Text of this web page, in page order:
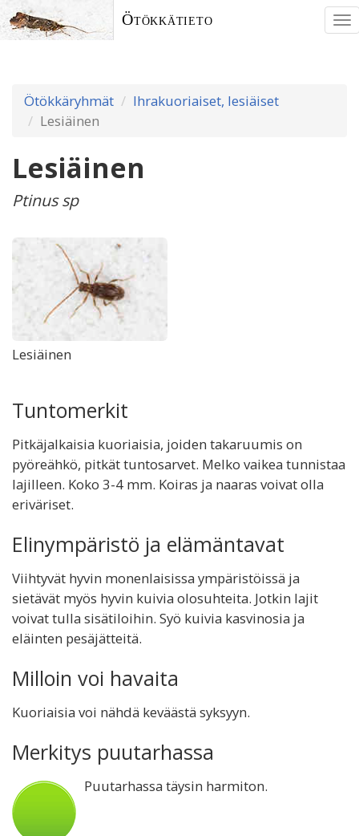
Ötökkätieto
Ötökkäryhmät
Ihrakuoriaiset, lesiäiset
Lesiäinen
Lesiäinen
Ptinus sp
Lesiäinen
Tuntomerkit
Pitkäjalkaisia kuoriaisia, joiden takaruumis on
pyöreähkö, pitkät tuntosarvet. Melko vaikea tunnistaa
lajilleen. Koko 3-4 mm. Koiras ja naaras voivat olla
eriväriset.
Elinympäristö ja elämäntavat
Viihtyvät hyvin monenlaisissa ympäristöissä ja
sietävät myös hyvin kuivia olosuhteita. Jotkin lajit
voivat tulla sisätiloihin. Syö kuivia kasvinosia ja
eläinten pesäjätteitä.
Milloin voi havaita
Kuoriaisia voi nähdä keväästä syksyyn.
Merkitys puutarhassa
Puutarhassa täysin harmiton.